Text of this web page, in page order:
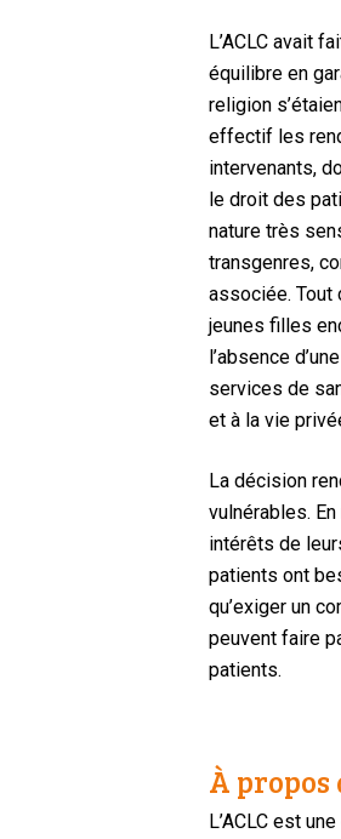
L’ACLC avait
équilibre en
religion
effectif les
intervenants,
le droit des
nature très
transgenres,
associée. Tout
jeunes filles
l’absence
services de
et à la vie
La décision
vulnérables.
intérêts de
patients ont
qu’exiger un
peuvent faire
patients.
À propos
L’ACLC est